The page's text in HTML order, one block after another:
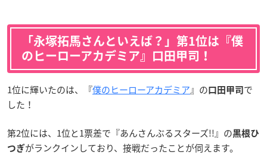
「永塚拓馬さんといえば？」第1位は『僕
のヒーローアカデミア』口田甲司！
1位に輝いたのは、『僕のヒーローアカデミア』の口田甲司 で
した！
第2位には、1位と1票差で『あんさんぶるスターズ!!』の黒根ひ
つぎがランクインしており、接戦だったことが伺えます。